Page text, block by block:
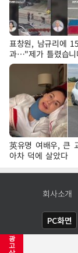
광
고
표창원, 남규리에
과…"제가 틀렸습
英유명 여배우, 큰
아차 덕에 살았다
회사소개
PC화면